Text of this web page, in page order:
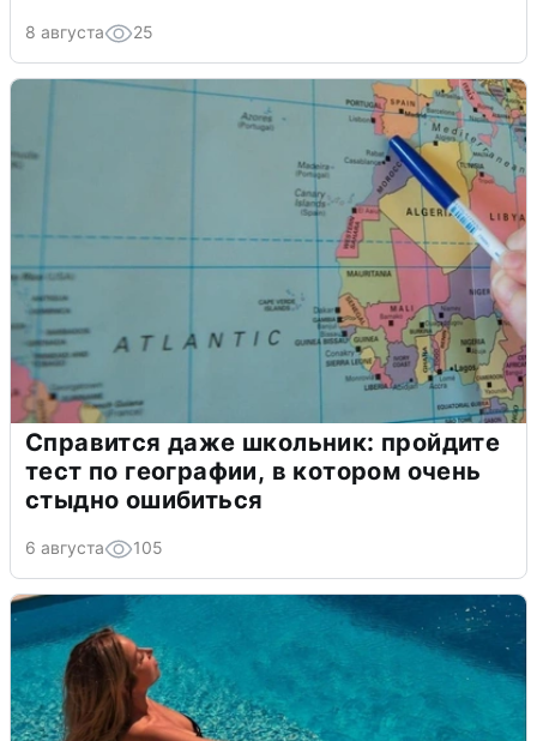
8 августа 25
Справится даже школьник: пройдите
тест по географии, в котором очень
стыдно ошибиться
6 августа 105